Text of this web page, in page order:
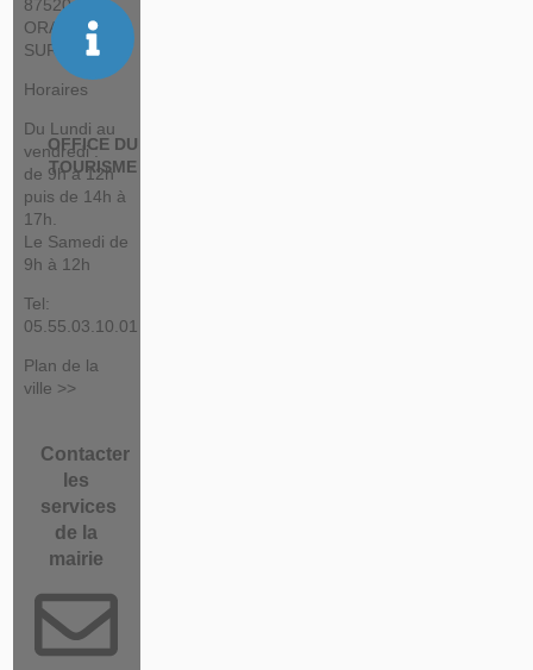
OFFICE DU
TOURISME
87520
ORADOUR
SUR GLANE
Horaires
Du Lundi au
vendredi :
de 9h à 12h
puis de 14h à
17h.
Le Samedi de
9h à 12h
Tel:
05.55.03.10.01
Plan de la
ville >>
Contacter
les
services
de la
mairie